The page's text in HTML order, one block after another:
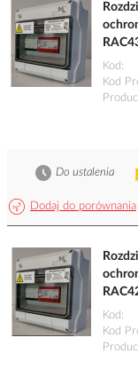
Kod
Kod
Dodaj do porównania
Do ustalenia
Kod
Kod